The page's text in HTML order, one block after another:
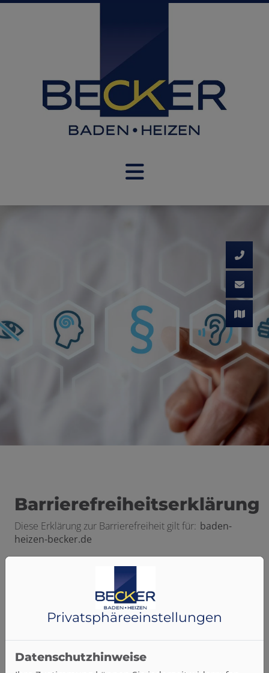
Barrierefreiheitserklärung
Diese Erklärung zur Barrierefreiheit gilt für: baden-
heizen-becker.de
Regelungen des BFSG. Diese Webseite wird so gestaltet,
dass sie möglichst barrierefrei nutzbar ist. Wir bemühen
uns um kontinuierliche Verbesserung der digitalen
Zugänglichkeit.
Wenn Ihnen Barrieren auffallen oder Sie Probleme bei
der Nutzung unserer Website haben, freuen wir uns
über Ihre Rückmeldung:info@baden-heizen-
Privatsphäre­einstellungen
Datenschutzhinweise